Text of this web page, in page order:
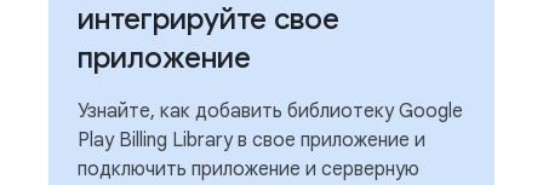
интегрируйте свое
приложение
Узнайте, как добавить библиотеку Google
Play Billing Library в свое приложение и
подключить приложение и серверную